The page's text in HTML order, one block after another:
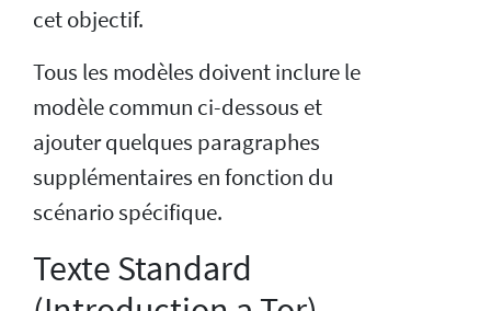
cet objectif.
Tous les modèles doivent inclure le
modèle commun ci-dessous et
ajouter quelques paragraphes
supplémentaires en fonction du
scénario spécifique.
Texte Standard